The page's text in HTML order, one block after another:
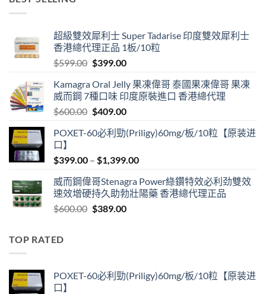
超級雙效犀利士 Super Tadarise 印度雙效犀利士
香港總代理正品 1板/10粒
$599.00 Original
was:
$599.00.
$399.00Current
is:
$399.00.
Kamagra Oral Jelly 果凍偉哥 泰國果凍偉哥 果凍
威而鋼 7種口味 印度原裝進口 香港總代理
$600.00 Original
was:
$409.00Current
is:
POXET-60必利勁(Priligy)60mg/板/10粒【原装进
口】
$399.00 – $1,399.00Price
$399.00
through
威而鋼偉哥Stenagra Power綠鑽特效必利劲雙效
速效增硬持久助勃壯陽藥 香港總代理正品
$600.00 Original
$389.00Current
TOP RATED
POXET-60必利勁(Priligy)60mg/板/10粒【原装进
口】